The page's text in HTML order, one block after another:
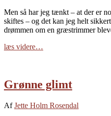
Men så har jeg tænkt – at der er
skiftes – og det kan jeg helt
drømmen om en græstrimmer
læs videre…
Grønne glimt
AfJette Holm Rosendal